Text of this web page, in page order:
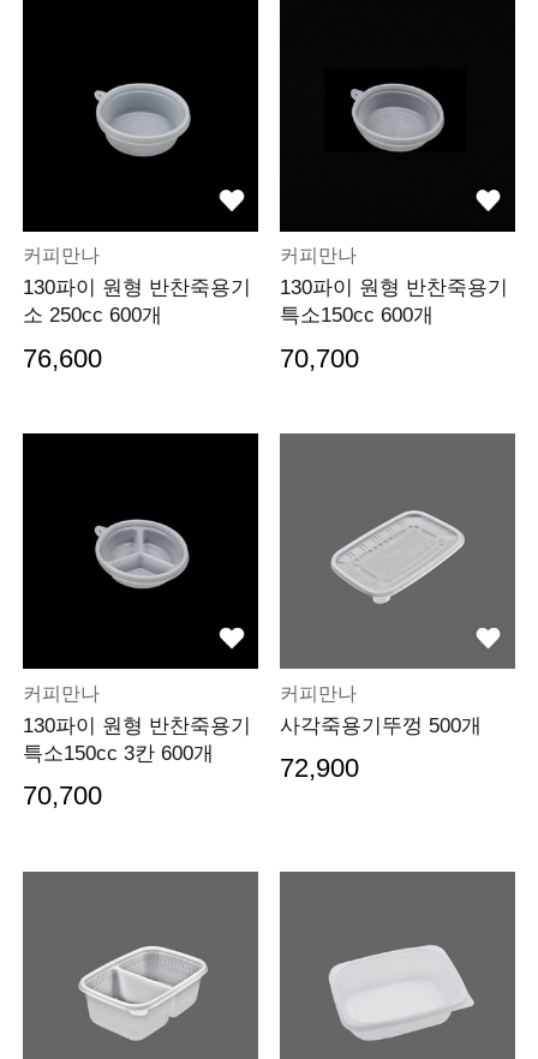
커피만나
130파이 원형 반찬죽용기
소 250cc 600개
76,600
커피만나
130파이 원형 반찬죽용기
특소150cc 600개
70,700
커피만나
130파이 원형 반찬죽용기
특소150cc 3칸 600개
70,700
커피만나
사각죽용기뚜껑 500개
72,900